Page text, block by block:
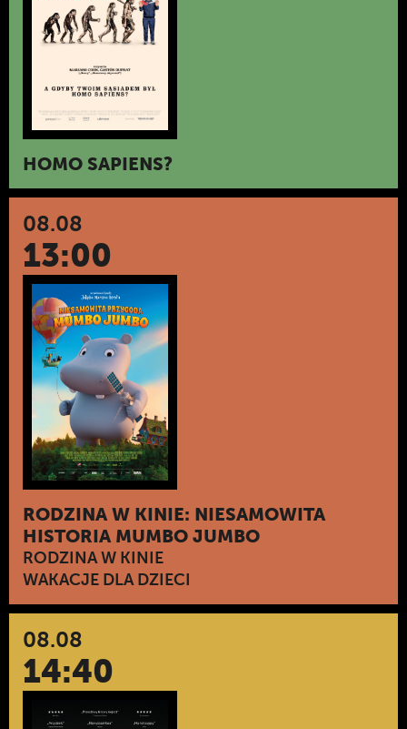
HOMO SAPIENS?
08.08
13:00
RODZINA W KINIE: NIESAMOWITA
HISTORIA MUMBO JUMBO
RODZINA W KINIE
WAKACJE DLA DZIECI
08.08
14:40